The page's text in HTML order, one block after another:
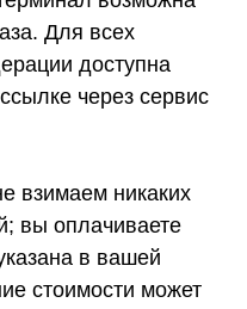
Для всех
доступна
через сервис
взимаем никаких
вы оплачиваете
в вашей
стоимости может